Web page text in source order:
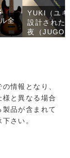
全
YUKI（ユ
設計された
夜（
情報となり、
と異なる場合
品が含まれて
さい。